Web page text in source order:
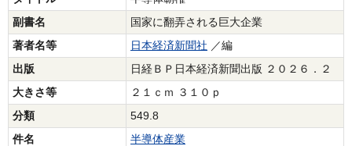
副書名
国家に翻弄される巨大企業
著者名等
日本経済新聞社 ／編
出版
日経ＢＰ日本経済新聞出版 ２０２６．２
大きさ等
２１ｃｍ ３１０ｐ
分類
549.8
件名
半導体産業